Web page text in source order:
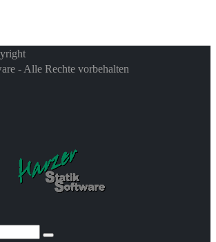
- Alle Rechte vorbehalten